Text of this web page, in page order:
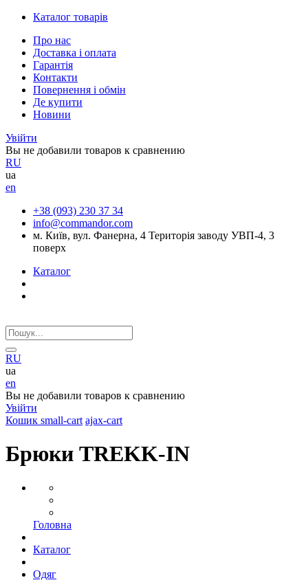
Каталог товарів
Про нас
Доставка і оплата
Гарантія
Контакти
Повернення і обмін
Де купити
Новини
Увійти
Вы не добавили товаров к сравнению
RU
ua
en
+38 (093) 230 37 34
info@commandor.com
м. Київ, вул. Фанерна, 4 Територія заводу УВП-4, 3
поверх
Каталог
RU
ua
en
Вы не добавили товаров к сравнению
Увійти
Кошик small-cart ajax-cart
Брюки TREKK-IN
Головна
Каталог
Одяг